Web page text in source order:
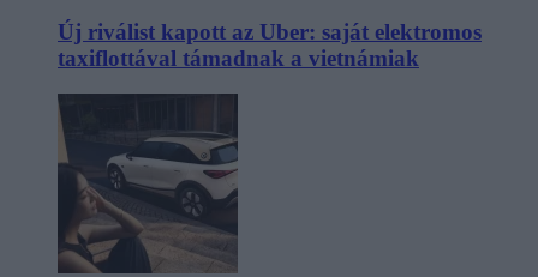
Új riválist kapott az Uber: saját elektromos
taxiflottával támadnak a vietnámiak